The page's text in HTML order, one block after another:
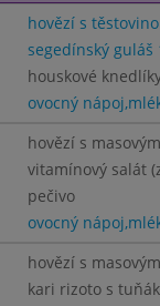
hovězí s
segedínský guláš
houskové
ovocný
hovězí s
vitamínový salát
pečivo
ovocný
hovězí s
kari rizoto s